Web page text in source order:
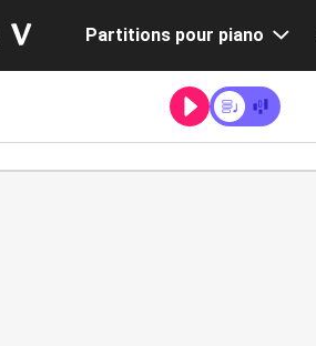
Partitions pour piano